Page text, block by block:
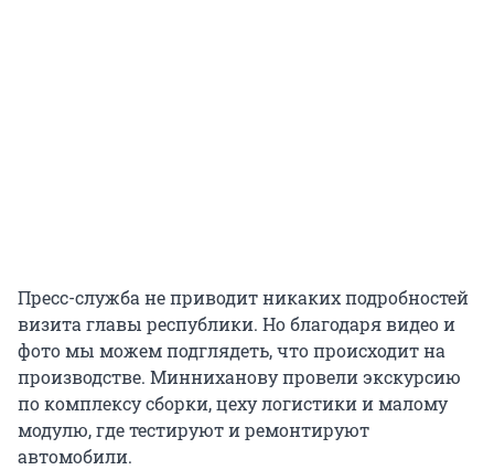
Пресс-служба не приводит никаких подробностей
визита главы республики. Но благодаря видео и
фото мы можем подглядеть, что происходит на
производстве. Минниханову провели экскурсию
по комплексу сборки, цеху логистики и малому
модулю, где тестируют и ремонтируют
автомобили.